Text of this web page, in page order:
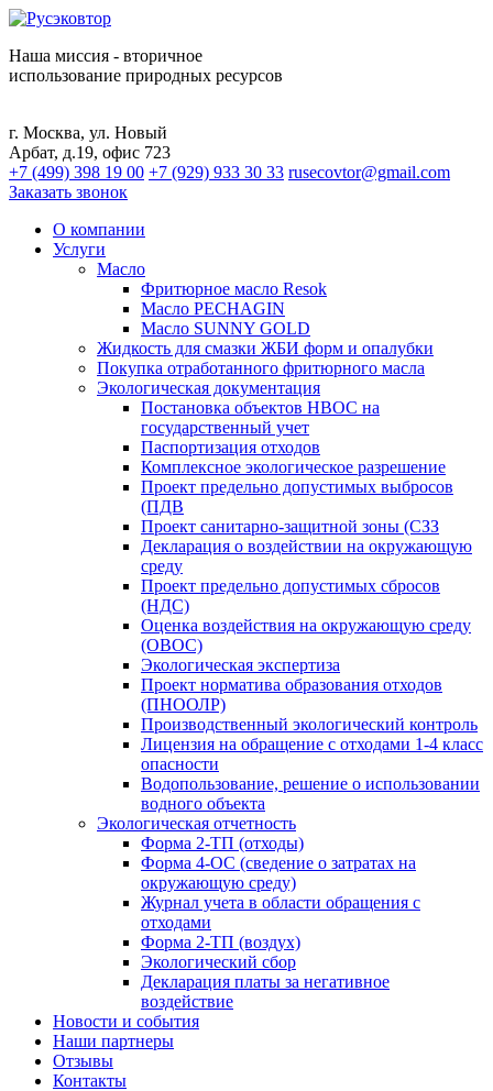
Наша миссия - вторичное
использование природных ресурсов
г. Москва, ул. Новый
Арбат, д.19, офис 723
+7 (499) 398 19 00 +7 (929) 933 30 33 rusecovtor@gmail.com
Заказать звонок
О компании
Услуги
Масло
Фритюрное масло Resok
Масло PECHAGIN
Масло SUNNY GOLD
Жидкость для смазки ЖБИ форм и опалубки
Покупка отработанного фритюрного масла
Экологическая документация
Постановка объектов НВОС на
государственный учет
Паспортизация отходов
Комплексное экологическое разрешение
Проект предельно допустимых выбросов
(ПДВ
Проект санитарно-защитной зоны (СЗЗ
Декларация о воздействии на окружающую
среду
Проект предельно допустимых сбросов
(НДС)
Оценка воздействия на окружающую среду
(ОВОС)
Экологическая экспертиза
Проект норматива образования отходов
(ПНООЛР)
Производственный экологический контроль
Лицензия на обращение с отходами 1-4 класс
опасности
Водопользование, решение о использовании
водного объекта
Экологическая отчетность
Форма 2-ТП (отходы)
Форма 4-ОС (сведение о затратах на
окружающую среду)
Журнал учета в области обращения с
отходами
Форма 2-ТП (воздух)
Экологический сбор
Декларация платы за негативное
воздействие
Новости и события
Наши партнеры
Отзывы
Контакты